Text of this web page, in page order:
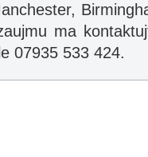
ma
07935 533 424.